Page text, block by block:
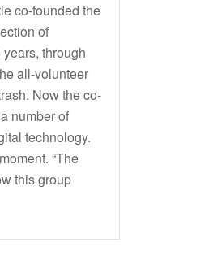
co-founded the
of
through
all-volunteer
Now the co-
number of
technology.
“The
this group